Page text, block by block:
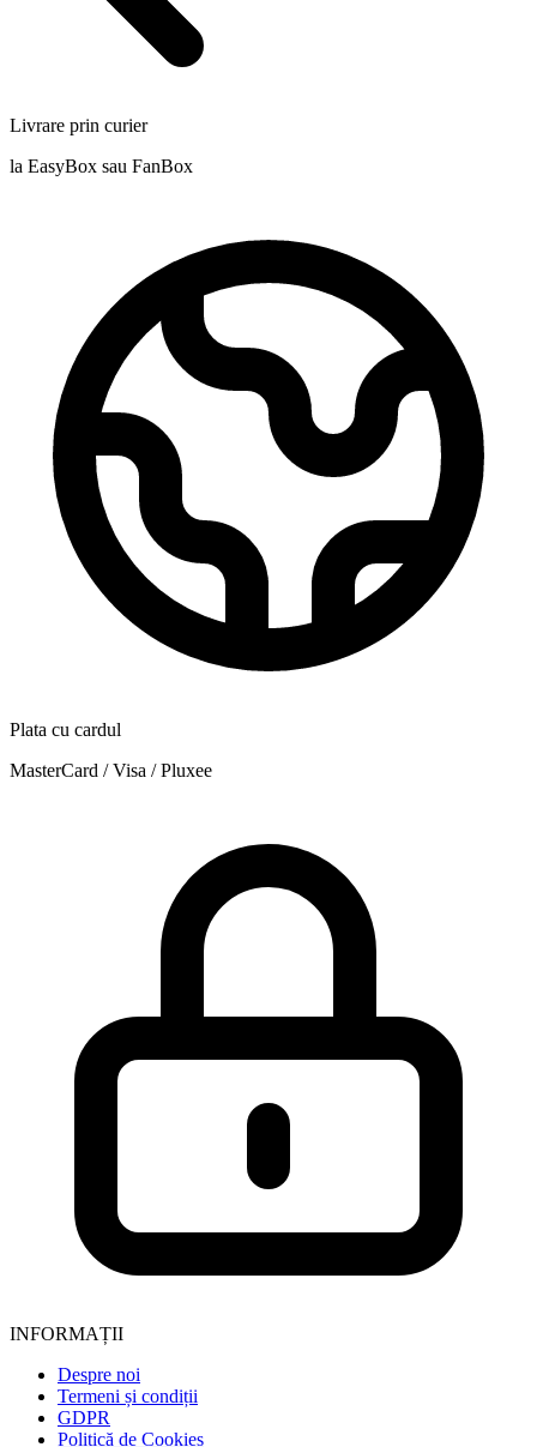
Livrare prin curier
la EasyBox sau FanBox
Plata cu cardul
MasterCard / Visa / Pluxee
INFORMAȚII
Despre noi
Termeni și condiții
GDPR
Politică de Cookies